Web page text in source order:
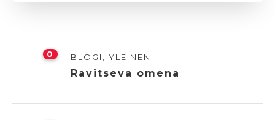
0 BLOGI YLEINEN
Ravitseva omena